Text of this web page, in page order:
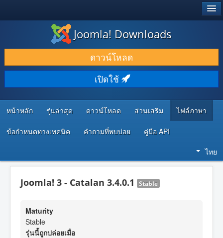
ดาวน์โหลด & ส่วนเสริม
ค้นคว้า & เรียนรู้
ชุมชน & สนับสนุน
ทรัพยากรสำหรับนักพัฒนา
Joomla! Downloads
ดาวน์โหลด
เปิดใช้
หน้าหลัก รุ่นล่าสุด ดาวน์โหลด ส่วนเสริม ไฟล์ภาษา
ข้อกำหนดทางเทคนิค คำถามที่พบบ่อย คู่มือ API
ไทย
Joomla! 3 - Catalan 3.4.0.1 Stable
Maturity
Stable
รุ่นนี้ถูกปล่อยเมื่อ